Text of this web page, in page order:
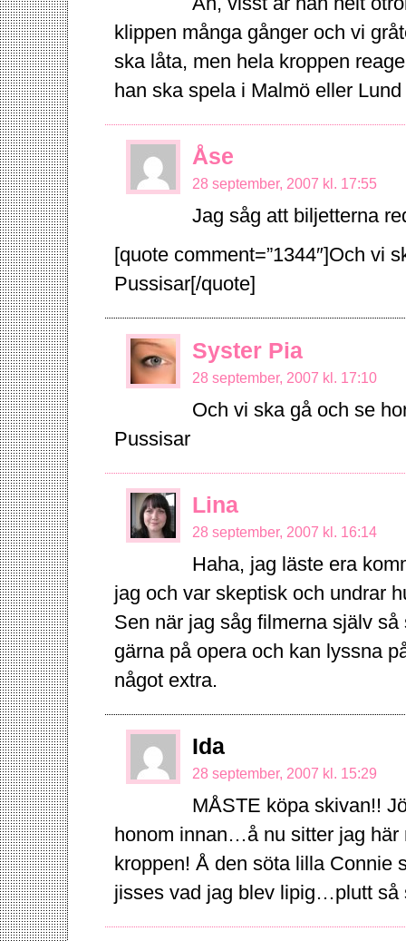
klippen många gånger och vi
ska låta, men hela kroppen
han ska spela i Malmö eller
Åse
28 september, 2007 kl. 17:55
Jag såg att biljetterna
[quote comment=”1344″]Och vi
Pussisar[/quote]
Syster Pia
28 september, 2007 kl. 17:10
Och vi ska gå och se
Pussisar
Lina
28 september, 2007 kl. 16:14
Haha, jag läste era
jag och var skeptisk och undrar
Sen när jag såg filmerna själv
gärna på opera och kan lyssna
något extra.
Ida
28 september, 2007 kl. 15:29
MÅSTE köpa skivan!!
honom innan…å nu sitter jag här
kroppen! Å den söta lilla Connie
jisses vad jag blev lipig…plutt så